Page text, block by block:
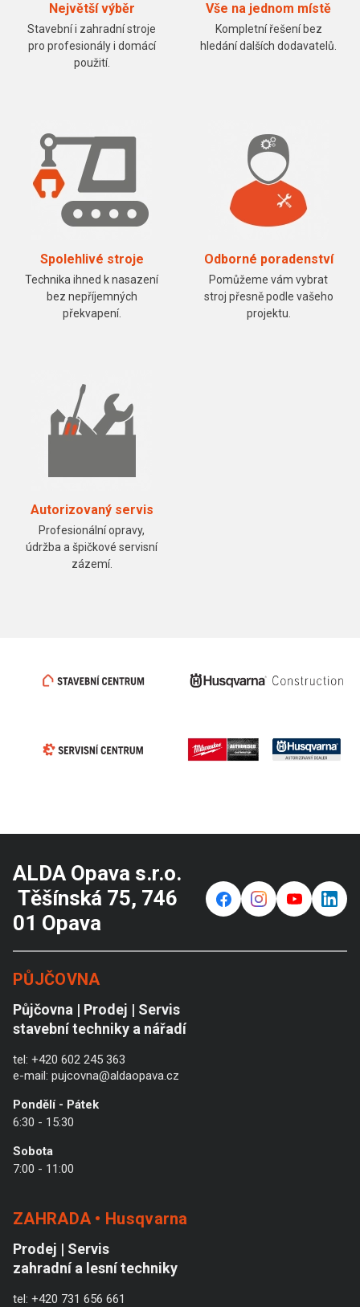
Největší výběr
Stavební i zahradní stroje
pro profesionály i domácí
použití.
Vše na jednom místě
Kompletní řešení bez
hledání dalších dodavatelů.
Spolehlivé stroje
Technika ihned k nasazení
bez nepříjemných
překvapení.
Odborné poradenství
Pomůžeme vám vybrat
stroj přesně podle vašeho
projektu.
Autorizovaný servis
Profesionální opravy,
údržba a špičkové servisní
zázemí.
ALDA Opava s.r.o.
Těšínská 75, 746
01 Opava
f ⌁ y in
PŮJČOVNA
Půjčovna | Prodej | Servis
stavební techniky a nářadí
tel: +420 602 245 363
e-mail: pujcovna@aldaopava.cz
Pondělí - Pátek
6:30 - 15:30
Sobota
7:00 - 11:00
ZAHRADA • Husqvarna
Prodej | Servis
zahradní a lesní techniky
tel: +420 731 656 661